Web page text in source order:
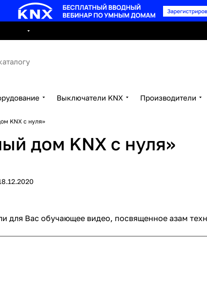
Выключатели KNX Производители
KNX с нуля»
дом KNX с нуля»
для Вас обучающее видео, посвященное азам